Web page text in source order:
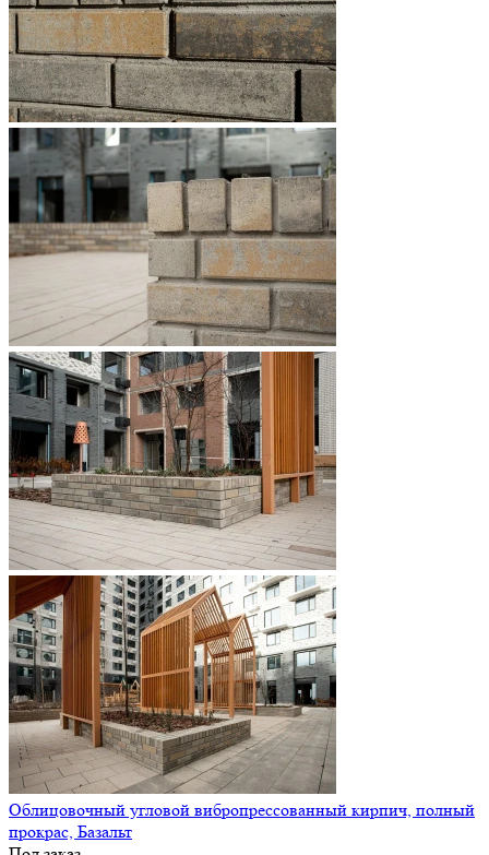
Облицовочный угловой вибропрессованный кирпич, полный
прокрас, Базальт